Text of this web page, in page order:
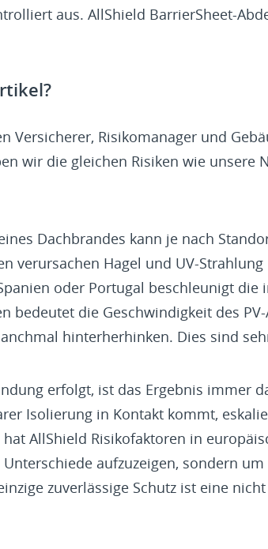
aus. AllShield BarrierSheet-
Versicherer, Risikomanager und
wir die gleichen Risiken wie unsere
Dachbrandes kann je nach
verursachen Hagel und UV-
oder Portugal beschleunigt
bedeutet die Geschwindigkeit des
hinterherhinken. Dies sind
erfolgt, ist das Ergebnis immer
Isolierung in Kontakt kommt,
AllShield Risikofaktoren in
aufzuzeigen, sondern
zuverlässige Schutz ist eine